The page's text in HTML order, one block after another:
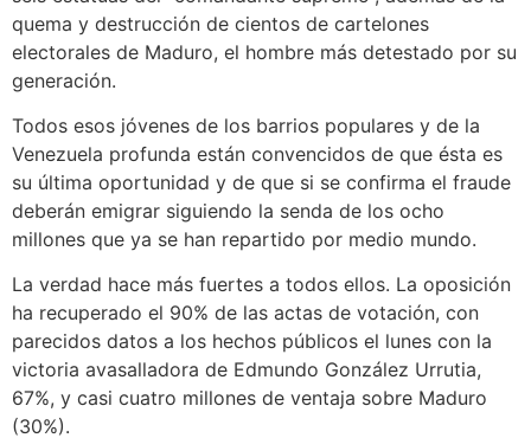
quema y destrucción de cientos de cartelones
electorales de Maduro, el hombre más detestado por su
generación.
Todos esos jóvenes de los barrios populares y de la
Venezuela profunda están convencidos de que ésta es
su última oportunidad y de que si se confirma el fraude
deberán emigrar siguiendo la senda de los ocho
millones que ya se han repartido por medio mundo.
La verdad hace más fuertes a todos ellos. La oposición
ha recuperado el 90% de las actas de votación, con
parecidos datos a los hechos públicos el lunes con la
victoria avasalladora de Edmundo González Urrutia,
67%, y casi cuatro millones de ventaja sobre Maduro
(30%).